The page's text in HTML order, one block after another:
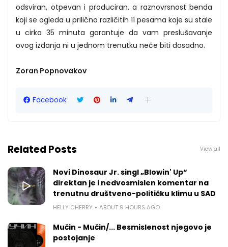
odsviran, otpevan i produciran, a raznovrsnost benda
koji se ogleda u prilično različitih 11 pesama koje su stale
u cirka 35 minuta garantuje da vam preslušavanje
ovog izdanja ni u jednom trenutku neće biti dosadno.
Zoran Popnovakov
Facebook
Related Posts View all
Novi Dinosaur Jr. singl „Blowin' Up“
direktan je i nedvosmislen komentar na
trenutnu društveno-političku klimu u SAD
HELLY CHERRY ABOUT 9 HOURS AGO
Mučin - Mučin/... Besmislenost njegovo je
postojanje